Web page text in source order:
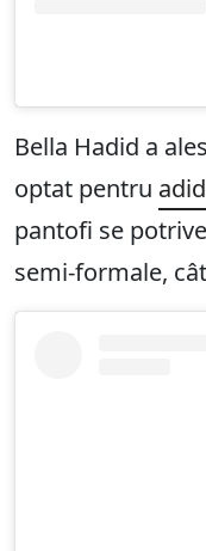
Bella Hadid a
optat pentru
pantofi se
semi-formale,